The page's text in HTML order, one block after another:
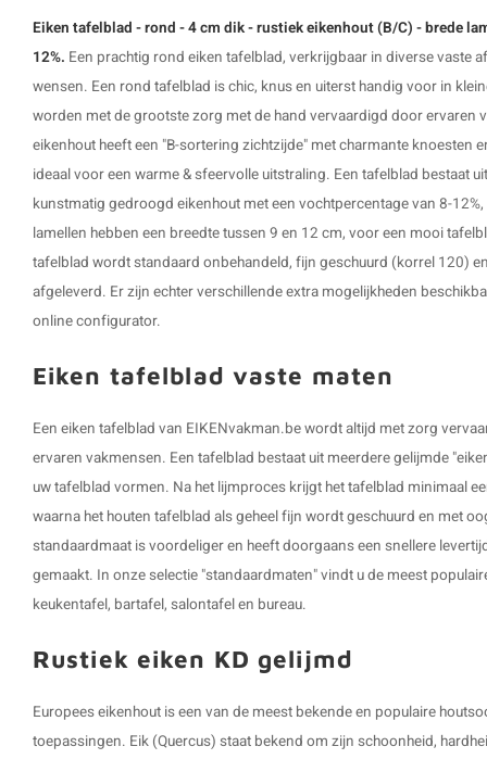
Eiken tafelblad - rond - 4 cm dik - rustiek eikenhout (B/C) - brede
12%. Een prachtig rond eiken tafelblad, verkrijgbaar in diverse vaste
wensen. Een rond tafelblad is chic, knus en uiterst handig voor in
worden met de grootste zorg met de hand vervaardigd door ervaren
eikenhout heeft een "B-sortering zichtzijde" met charmante knoesten
ideaal voor een warme & sfeervolle uitstraling. Een tafelblad bestaat
kunstmatig gedroogd eikenhout met een vochtpercentage van 8-
lamellen hebben een breedte tussen 9 en 12 cm, voor een mooi
tafelblad wordt standaard onbehandeld, fijn geschuurd (korrel 120)
afgeleverd. Er zijn echter verschillende extra mogelijkheden
online configurator.
Eiken tafelblad vaste maten
Een eiken tafelblad van EIKENvakman.be wordt altijd met zorg
ervaren vakmensen. Een tafelblad bestaat uit meerdere gelijmde
uw tafelblad vormen. Na het lijmproces krijgt het tafelblad minimaal
waarna het houten tafelblad als geheel fijn wordt geschuurd en met
standaardmaat is voordeliger en heeft doorgaans een snellere
gemaakt. In onze selectie "standaardmaten" vindt u de meest
keukentafel, bartafel, salontafel en bureau.
Rustiek eiken KD gelijmd
Europees eikenhout is een van de meest bekende en populaire
toepassingen. Eik (Quercus) staat bekend om zijn schoonheid,